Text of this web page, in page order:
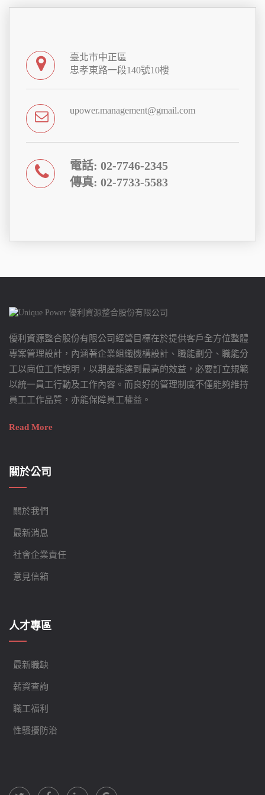
臺北市中正區
忠孝東路一段140號10樓
upower.management@gmail.com
電話: 02-7746-2345
傳真: 02-7733-5583
優利資源整合股份有限公司經營目標在於提供客戶全方位整體
專案管理設計，內涵著企業組織機構設計、職能劃分、職能分
工以崗位工作說明，以期產能達到最高的效益，必要訂立規範
以統一員工行動及工作內容。而良好的管理制度不僅能夠維持
員工工作品質，亦能保障員工權益。
Read More
關於公司
關於我們
最新消息
社會企業責任
意見信箱
人才專區
最新職缺
薪資查詢
職工福利
性騷擾防治